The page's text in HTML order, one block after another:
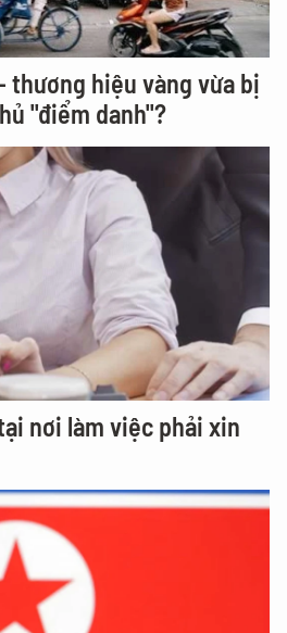
thương hiệu vàng vừa bị
"điểm danh"?
nơi làm việc phải xin